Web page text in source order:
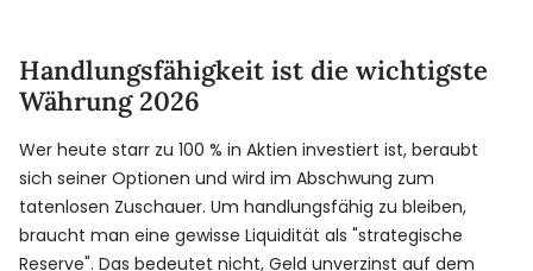
Handlungsfähigkeit ist die wichtigste
Währung 2026
Wer heute starr zu 100 % in Aktien investiert ist, beraubt
sich seiner Optionen und wird im Abschwung zum
tatenlosen Zuschauer. Um handlungsfähig zu bleiben,
braucht man eine gewisse Liquidität als "strategische
Reserve". Das bedeutet nicht, Geld unverzinst auf dem